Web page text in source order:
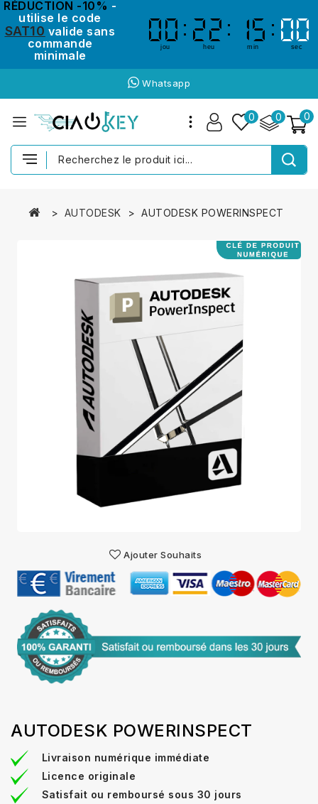
RÉDUCTION -10% -
utilise le code
SAT10 valide sans
commande
minimale
00
00
jou
22
22
heu
15
15
min
00
00
sec
Whatsapp
0
0
0
AUTODESK AUTODESK POWERINSPECT
Ajouter Souhaits
AUTODESK POWERINSPECT
Livraison numérique immédiate
Licence originale
Satisfait ou remboursé sous 30 jours